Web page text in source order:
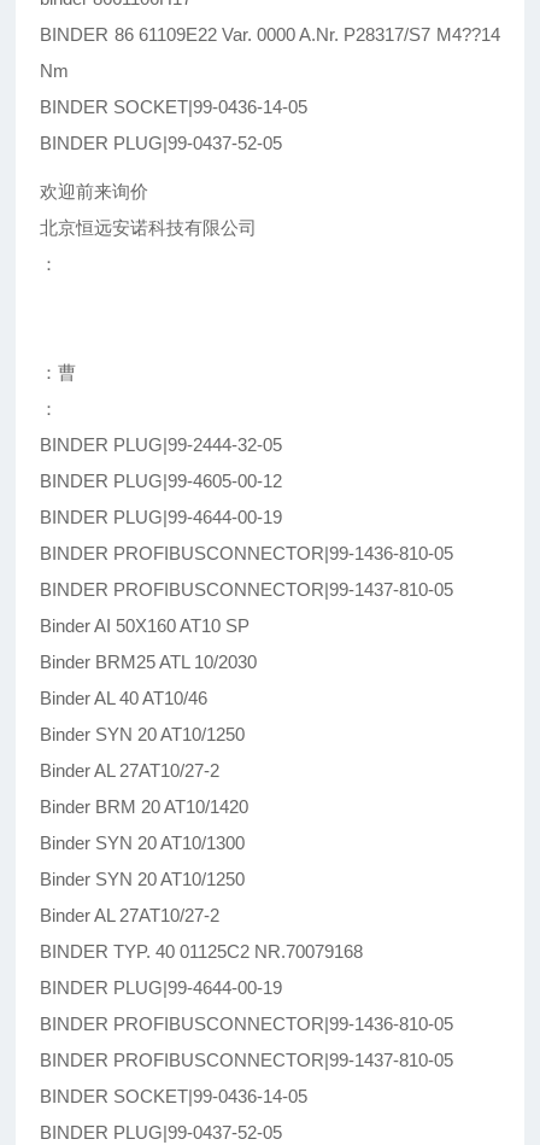
BINDER 86 61109E22 Var. 0000 A.Nr. P28317/S7 M4??14
Nm
BINDER SOCKET|99-0436-14-05
BINDER PLUG|99-0437-52-05
欢迎前来询价
北京恒远安诺科技有限公司
：
：曹
：
BINDER PLUG|99-2444-32-05
BINDER PLUG|99-4605-00-12
BINDER PLUG|99-4644-00-19
BINDER PROFIBUSCONNECTOR|99-1436-810-05
BINDER PROFIBUSCONNECTOR|99-1437-810-05
Binder AI 50X160 AT10 SP
Binder BRM25 ATL 10/2030
Binder AL 40 AT10/46
Binder SYN 20 AT10/1250
Binder AL 27AT10/27-2
Binder BRM 20 AT10/1420
Binder SYN 20 AT10/1300
Binder SYN 20 AT10/1250
Binder AL 27AT10/27-2
BINDER TYP. 40 01125C2 NR.70079168
BINDER PLUG|99-4644-00-19
BINDER PROFIBUSCONNECTOR|99-1436-810-05
BINDER PROFIBUSCONNECTOR|99-1437-810-05
BINDER SOCKET|99-0436-14-05
BINDER PLUG|99-0437-52-05